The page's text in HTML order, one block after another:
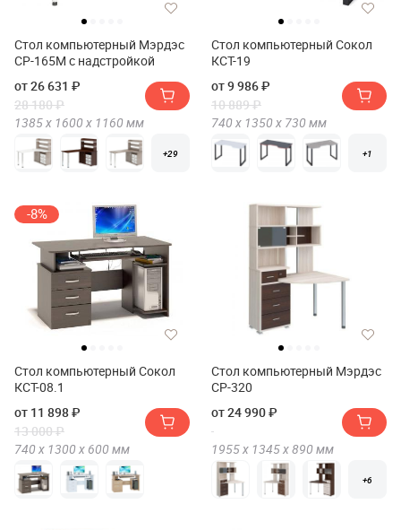
Стол компьютерный Мэрдэс
СР-165М с надстройкой
от 26 631 ₽
28 180 ₽
1385 х 1600 х 1160 мм
+29
Стол компьютерный Сокол
КСТ-19
от 9 986 ₽
10 889 ₽
740 х 1350 х 730 мм
+1
-8%
Стол компьютерный Сокол
КСТ-08.1
от 11 898 ₽
13 000 ₽
740 х 1300 х 600 мм
Стол компьютерный Мэрдэс
СР-320
от 24 990 ₽
1955 х 1345 х890 мм
+6